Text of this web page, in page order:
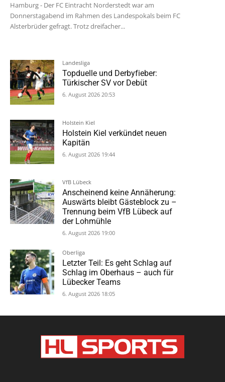
Hamburg - Der FC Eintracht Norderstedt war am
Donnerstagabend im Rahmen des Landespokals beim FC
Alsterbrüder gefragt. Trotz dreifacher...
Landesliga
Topduelle und Derbyfieber:
Türkischer SV vor Debüt
6. August 2026 20:53
Holstein Kiel
Holstein Kiel verkündet neuen
Kapitän
6. August 2026 19:44
VfB Lübeck
Anscheinend keine Annäherung:
Auswärts bleibt Gästeblock zu –
Trennung beim VfB Lübeck auf
der Lohmühle
6. August 2026 19:00
Oberliga
Letzter Teil: Es geht Schlag auf
Schlag im Oberhaus – auch für
Lübecker Teams
6. August 2026 18:05